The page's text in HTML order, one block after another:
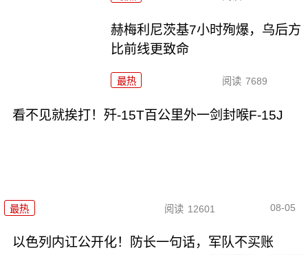
赫梅利尼茨基7小时殉爆，乌后方
比前线更致命
最热 阅读 7689
看不见就挨打！歼-15T百公里外一剑封喉F-15J
最热 阅读 12601 08-05
以色列内讧公开化！防长一句话，军队不买账